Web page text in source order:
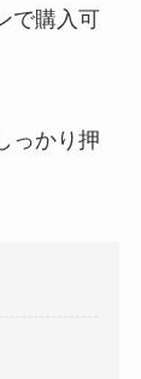
で購入可
っかり押